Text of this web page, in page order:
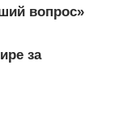
вопрос»
за